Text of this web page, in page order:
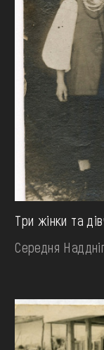
Три жінки та
Середня